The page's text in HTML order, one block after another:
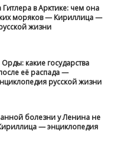
Гитлера в Арктике: чем она
моряков — Кириллица —
жизни
какие государства
её распада —
русской жизни
болезни у Ленина не
— энциклопедия